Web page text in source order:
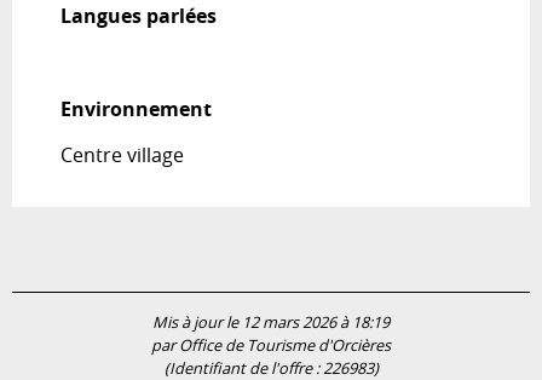
Langues parlées
Langues parlées
Environnement
Environnement
Centre village
Mis à jour le 12 mars 2026 à 18:19
par Office de Tourisme d'Orcières
(Identifiant de l'offre :226983)